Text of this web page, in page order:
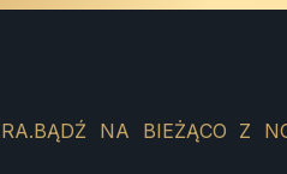
NA BIEŻĄCO Z